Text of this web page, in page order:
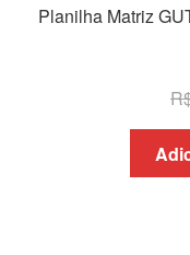
Planilha Matriz